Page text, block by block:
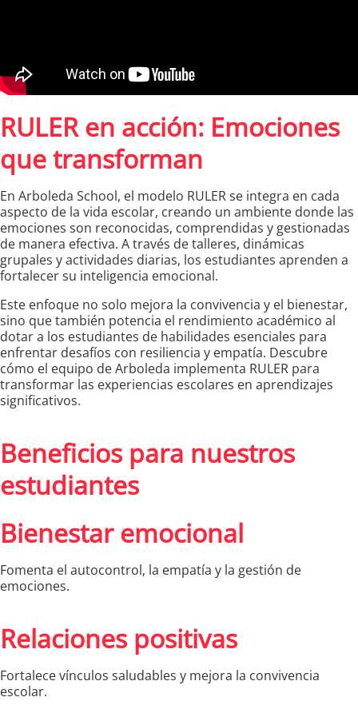
RULER en acción: Emociones
que transforman
En Arboleda School, el modelo RULER se integra en cada
aspecto de la vida escolar, creando un ambiente donde las
emociones son reconocidas, comprendidas y gestionadas
de manera efectiva. A través de talleres, dinámicas
grupales y actividades diarias, los estudiantes aprenden a
fortalecer su inteligencia emocional.
Este enfoque no solo mejora la convivencia y el bienestar,
sino que también potencia el rendimiento académico al
dotar a los estudiantes de habilidades esenciales para
enfrentar desafíos con resiliencia y empatía. Descubre
cómo el equipo de Arboleda implementa RULER para
transformar las experiencias escolares en aprendizajes
significativos.
Beneficios para nuestros
estudiantes
Bienestar emocional
Fomenta el autocontrol, la empatía y la gestión de
emociones.
Relaciones positivas
Fortalece vínculos saludables y mejora la convivencia
escolar.